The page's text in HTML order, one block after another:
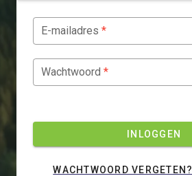
E-mailadres *
Wachtwoord *
INLOGGEN
WACHTWOORD VERGETEN?